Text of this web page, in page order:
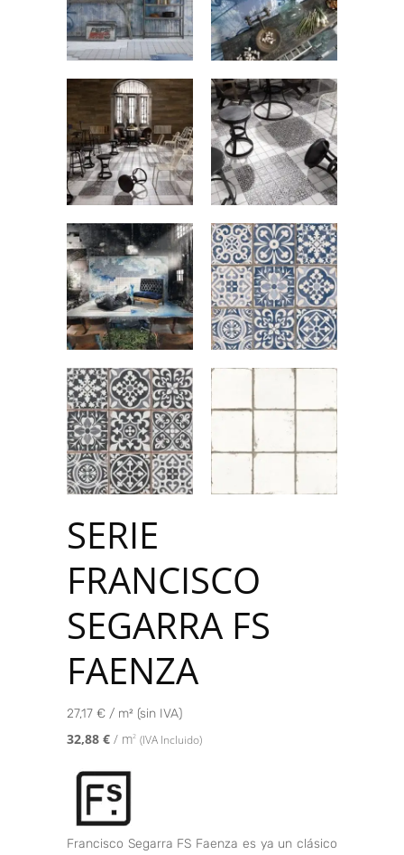
SERIE
FRANCISCO
SEGARRA FS
FAENZA
27,17 € / m² (sin IVA)
32,88 € / m2 (IVA Incluido)
Francisco Segarra FS Faenza es ya un clásico